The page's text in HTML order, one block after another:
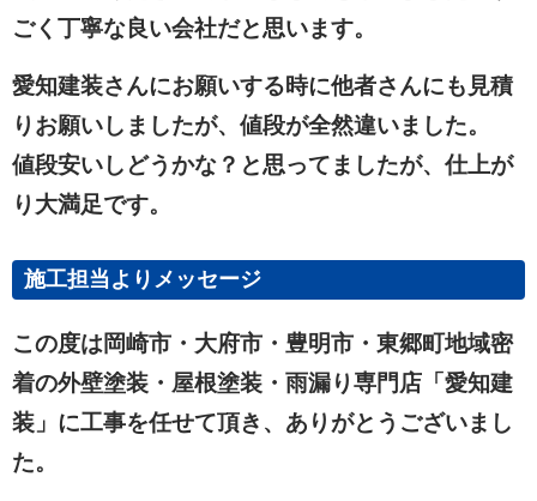
ごく丁寧な良い会社だと思います。
愛知建装さんにお願いする時に他者さんにも見積
りお願いしましたが、値段が全然違いました。
値段安いしどうかな？と思ってましたが、仕上が
り大満足です。
施工担当よりメッセージ
この度は岡崎市・大府市・豊明市・東郷町地域密
着の外壁塗装・屋根塗装・雨漏り専門店「愛知建
装」に工事を任せて頂き、ありがとうございまし
た。